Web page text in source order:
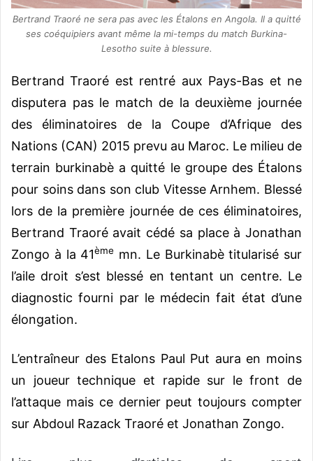
Bertrand Traoré ne sera pas avec les Étalons en Angola. Il a quitté
ses coéquipiers avant même la mi-temps du match Burkina-
Lesotho suite à blessure.
Bertrand Traoré est rentré aux Pays-Bas et ne
disputera pas le match de la deuxième journée
des éliminatoires de la Coupe d’Afrique des
Nations (CAN) 2015 prevu au Maroc. Le milieu de
terrain burkinabè a quitté le groupe des Étalons
pour soins dans son club Vitesse Arnhem. Blessé
lors de la première journée de ces éliminatoires,
Bertrand Traoré avait cédé sa place à Jonathan
Zongo à la 41ème mn. Le Burkinabè titularisé sur
l’aile droit s’est blessé en tentant un centre. Le
diagnostic fourni par le médecin fait état d’une
élongation.
L’entraîneur des Etalons Paul Put aura en moins
un joueur technique et rapide sur le front de
l’attaque mais ce dernier peut toujours compter
sur Abdoul Razack Traoré et Jonathan Zongo.